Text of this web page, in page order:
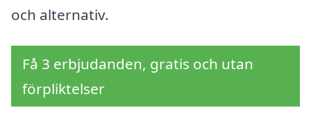
och alternativ.
Få 3 erbjudanden, gratis och utan
förpliktelser